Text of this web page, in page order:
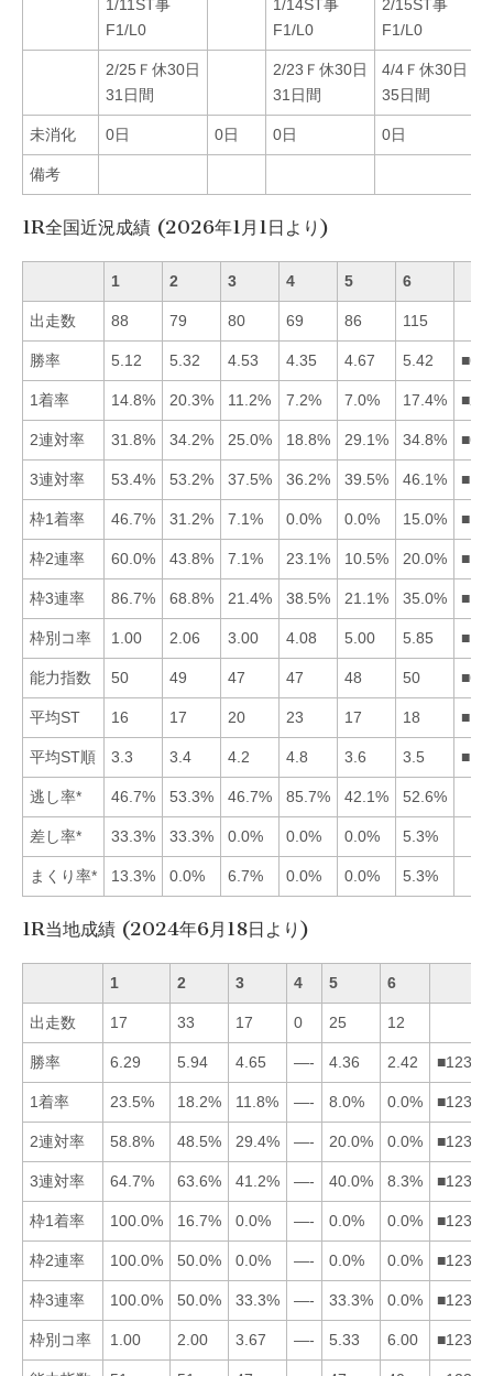
1/11ST事
F1/L0
1/14ST事
F1/L0
2/15ST事
F1/L0
2/25Ｆ休30日
31日間
2/23Ｆ休30日
31日間
4/4Ｆ休30日
35日間
未消化 0日 0日 0日 0日
備考
1R全国近況成績 (2026年1月1日より)
1 2 3 4 5 6
出走数 88 79 80 69 86 115
勝率 5.12 5.32 4.53 4.35 4.67 5.42
1着率 14.8% 20.3% 11.2% 7.2% 7.0% 17.4%
2連対率 31.8% 34.2% 25.0% 18.8% 29.1% 34.8%
3連対率 53.4% 53.2% 37.5% 36.2% 39.5% 46.1%
枠1着率 46.7% 31.2% 7.1% 0.0% 0.0% 15.0%
枠2連率 60.0% 43.8% 7.1% 23.1% 10.5% 20.0%
枠3連率 86.7% 68.8% 21.4% 38.5% 21.1% 35.0%
枠別コ率 1.00 2.06 3.00 4.08 5.00 5.85
能力指数 50 49 47 47 48 50
平均ST 16 17 20 23 17 18
平均ST順 3.3 3.4 4.2 4.8 3.6 3.5
逃し率* 46.7% 53.3% 46.7% 85.7% 42.1% 52.6%
差し率* 33.3% 33.3% 0.0% 0.0% 0.0% 5.3%
まくり率* 13.3% 0.0% 6.7% 0.0% 0.0% 5.3%
1R当地成績 (2024年6月18日より)
1 2 3 4 5 6
出走数 17 33 17 0 25 12
勝率 6.29 5.94 4.65 —- 4.36 2.42
1着率 23.5% 18.2% 11.8% —- 8.0% 0.0%
2連対率 58.8% 48.5% 29.4% —- 20.0% 0.0%
3連対率 64.7% 63.6% 41.2% —- 40.0% 8.3%
枠1着率 100.0% 16.7% 0.0% —- 0.0% 0.0%
枠2連率 100.0% 50.0% 0.0% —- 0.0% 0.0%
枠3連率 100.0% 50.0% 33.3% —- 33.3% 0.0%
枠別コ率 1.00 2.00 3.67 —- 5.33 6.00